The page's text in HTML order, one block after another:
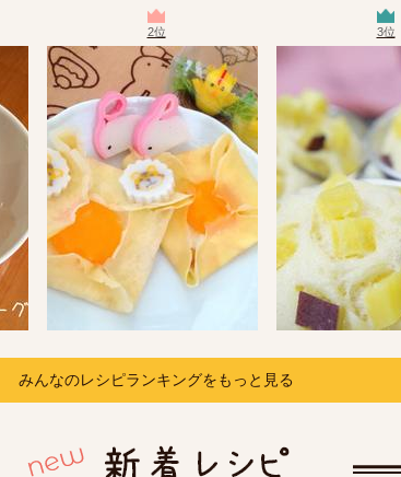
2位 3位
みんなのレシピランキングをもっと見る